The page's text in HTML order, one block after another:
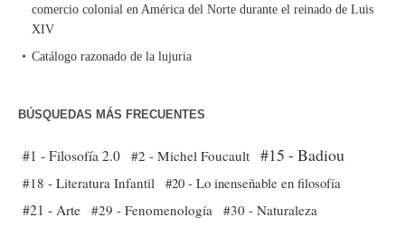
comercio colonial en América del Norte durante el reinado de Luis
XIV
Catálogo razonado de la lujuria
BÚSQUEDAS MÁS FRECUENTES
#1 - Filosofía 2.0 #2 - Michel Foucault #15 - Badiou
#18 - Literatura Infantil #20 - Lo inenseñable en filosofía
#21 - Arte #29 - Fenomenología #30 - Naturaleza